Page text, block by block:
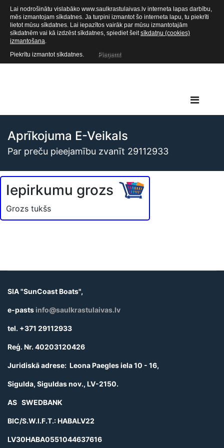
Aprīkojuma E-Veikals
Par preču pieejamību zvanīt 29112933
Iepirkumu grozs
Grozs tukšs
SIA "SunCoast Boats",
e-pasts info@saulkrastulaivas.lv
tel. +371 29112933
Reģ. Nr. 40203120426
Juridiskā adrese: Leona Paegles iela 10 - 16,
Sigulda, Siguldas nov., LV-2150.
AS SWEDBANK
BIC/S.W.I.F.T.: HABALV22
LV30HABA0551044637616
Lai nodrošinātu vislabāko www.saulkrastulaivas.lv interneta lapas darbību,
mēs izmantojam sīkdatnes. Ja turpini izmantot šo interneta lapu, tu piekrīti
lietot mūsu sīkdatnes. Lai iepazītos vairāk par mūsu izmantotajām
sīkdatnēm vai kā izdzēst sīkdatnes, spiediet šeitsīkdatņu (cookies)
izmantošana.
Piekrītu izmantot sīkdatnes.
Pieņemt